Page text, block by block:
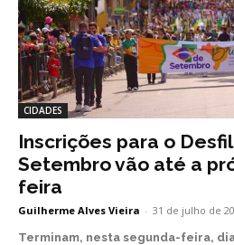
CIDADES
Inscrições para o
Setembro vão até a
feira
Guilherme Alves Vieira - 31 de julho de
Terminam, nesta segunda-feira,